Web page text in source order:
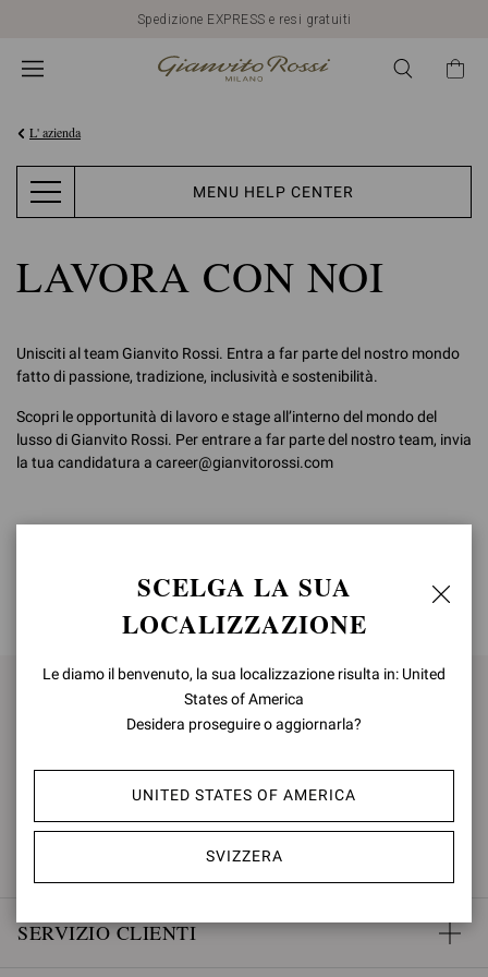
Spedizione EXPRESS e resi gratuiti
L' azienda
MENU HELP CENTER
LAVORA CON NOI
Unisciti al team Gianvito Rossi. Entra a far parte del nostro mondo
fatto di passione, tradizione, inclusività e sostenibilità.
Scopri le opportunità di lavoro e stage all’interno del mondo del
lusso di Gianvito Rossi. Per entrare a far parte del nostro team, invia
la tua candidatura a career@gianvitorossi.com
TORNA IN ALTO
ISCRIVITI PER RIMANERE
AGGIORNATO
SERVIZIO CLIENTI
SCELGA LA SUA
LOCALIZZAZIONE
Le diamo il benvenuto, la sua localizzazione risulta in: United
States of America
Desidera proseguire o aggiornarla?
UNITED STATES OF AMERICA
SVIZZERA